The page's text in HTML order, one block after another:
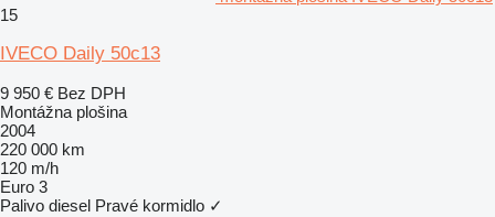
15
IVECO Daily 50c13
9 950 € Bez DPH
Montážna plošina
2004
220 000 km
120 m/h
Euro 3
Palivo diesel Pravé kormidlo ✓